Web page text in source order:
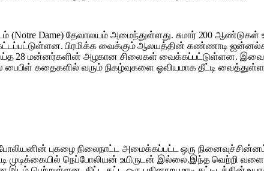
(Notre Dame) தேவாலயம் அமைந்துள்ளது. சுமார் 200 ஆண்டுகள்
கட்டப்பட்டுள்ளன. பிரமிக்க வைக்கும் ஆலயத்தின் கண்ணாடி
28 மன்னர்களின் அழகான சிலைகள் வைக்கப்பட்டுள்ளன.
கதைகளில் வரும் நிகழ்வுகளை ஓவியமாக தீட்டி
புகழை நிலைநாட்ட அமைக்கப்பட்ட ஒரு
நெப்போலியன் உயிருடன் இல்லை.இந்த வெற்றி